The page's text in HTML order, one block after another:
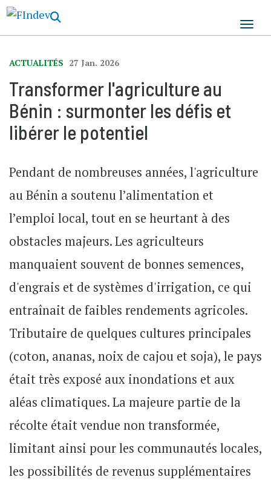
ACTUALITÉS 27 Jan. 2026
Transformer l'agriculture au
Bénin : surmonter les défis et
libérer le potentiel
Pendant de nombreuses années, l'agriculture
au Bénin a soutenu l’alimentation et
l’emploi local, tout en se heurtant à des
obstacles majeurs. Les agriculteurs
manquaient souvent de bonnes semences,
d'engrais et de systèmes d'irrigation, ce qui
entraînait de faibles rendements agricoles.
Tributaire de quelques cultures principales
(coton, ananas, noix de cajou et soja), le pays
était très exposé aux inondations et aux
aléas climatiques. La majeure partie de la
récolte était vendue non transformée,
limitant ainsi pour les communautés locales,
les possibilités de revenus supplémentaires